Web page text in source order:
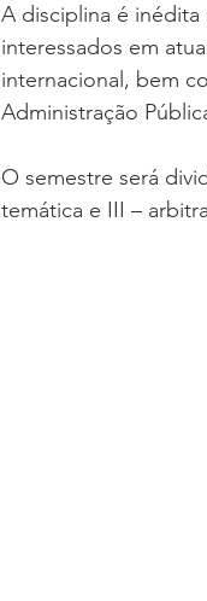
A disciplina é inédita
interessados em
internacional, bem
Administração
O semestre será
temática e III –